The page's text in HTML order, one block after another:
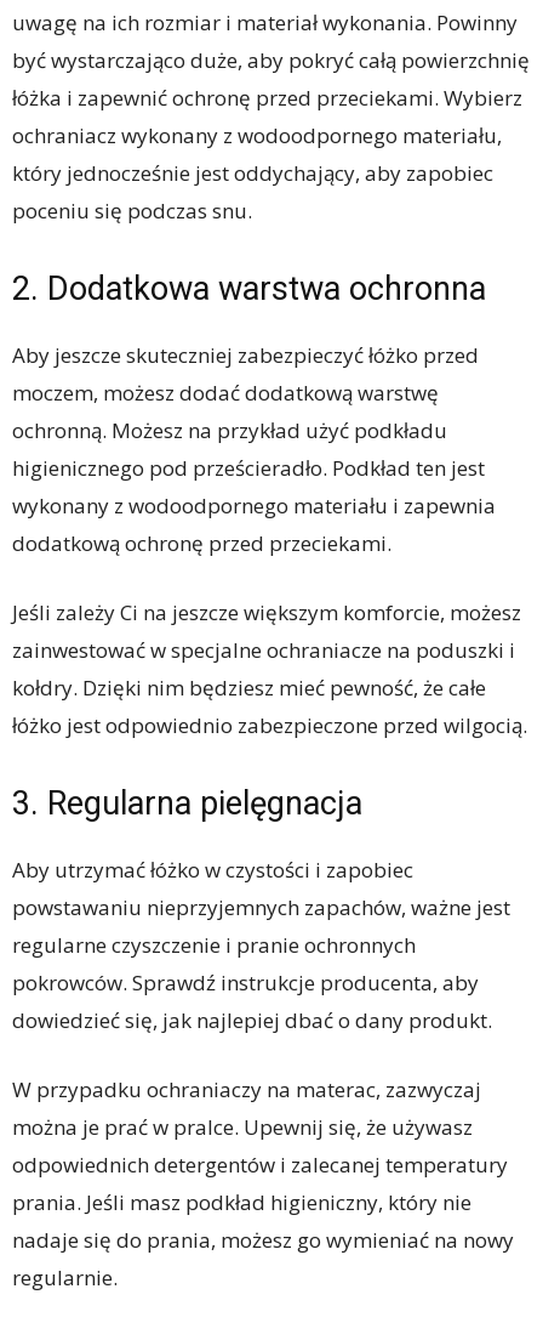
uwagę na ich rozmiar i materiał wykonania. Powinny
być wystarczająco duże, aby pokryć całą powierzchnię
łóżka i zapewnić ochronę przed przeciekami. Wybierz
ochraniacz wykonany z wodoodpornego materiału,
który jednocześnie jest oddychający, aby zapobiec
poceniu się podczas snu.
2. Dodatkowa warstwa ochronna
Aby jeszcze skuteczniej zabezpieczyć łóżko przed
moczem, możesz dodać dodatkową warstwę
ochronną. Możesz na przykład użyć podkładu
higienicznego pod prześcieradło. Podkład ten jest
wykonany z wodoodpornego materiału i zapewnia
dodatkową ochronę przed przeciekami.
Jeśli zależy Ci na jeszcze większym komforcie, możesz
zainwestować w specjalne ochraniacze na poduszki i
kołdry. Dzięki nim będziesz mieć pewność, że całe
łóżko jest odpowiednio zabezpieczone przed wilgocią.
3. Regularna pielęgnacja
Aby utrzymać łóżko w czystości i zapobiec
powstawaniu nieprzyjemnych zapachów, ważne jest
regularne czyszczenie i pranie ochronnych
pokrowców. Sprawdź instrukcje producenta, aby
dowiedzieć się, jak najlepiej dbać o dany produkt.
W przypadku ochraniaczy na materac, zazwyczaj
można je prać w pralce. Upewnij się, że używasz
odpowiednich detergentów i zalecanej temperatury
prania. Jeśli masz podkład higieniczny, który nie
nadaje się do prania, możesz go wymieniać na nowy
regularnie.